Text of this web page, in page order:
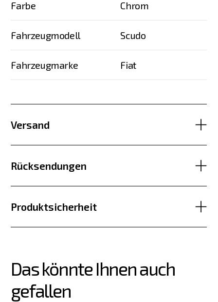
Farbe Chrom
Fahrzeugmodell Scudo
Fahrzeugmarke Fiat
Versand
Rücksendungen
Produktsicherheit
Das könnte Ihnen auch
gefallen